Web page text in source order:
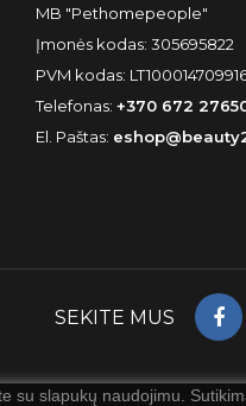
MB "Pethomepeople"
Įmonės kodas: 305695822
PVM kodas:
Telefonas: +370 672
El. Paštas:
su slapukų naudojimu.
SEKITE MUS